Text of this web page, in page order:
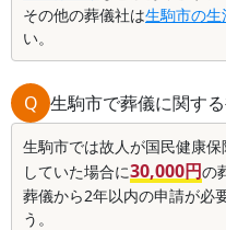
その他の葬儀社は生駒市の
い。
Q 生駒市で葬儀に関す
生駒市では故人が国民健康
していた場合に30,000円の
葬儀から2年以内の申請が必
う。